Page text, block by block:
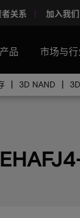
关系 加入我们
产品 市场与行
3D NAND